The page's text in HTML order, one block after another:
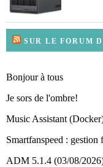
SUR LE FORUM
Bonjour à tous
Je sors de l'ombre!
Music Assistant
Smartfanspeed : gestion
ADM 5.1.4 (03/08/